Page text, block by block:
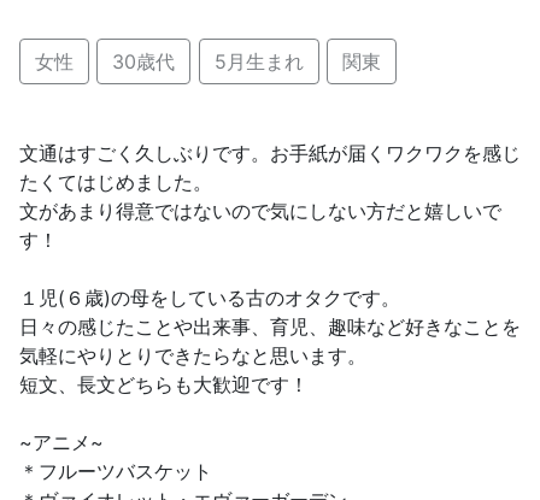
女性 30歳代 5月生まれ 関東
文通はすごく久しぶりです。お手紙が届くワクワクを感じ
たくてはじめました。
文があまり得意ではないので気にしない方だと嬉しいで
す！
１児(６歳)の母をしている古のオタクです。
日々の感じたことや出来事、育児、趣味など好きなことを
気軽にやりとりできたらなと思います。
短文、長文どちらも大歓迎です！
~アニメ~
＊フルーツバスケット